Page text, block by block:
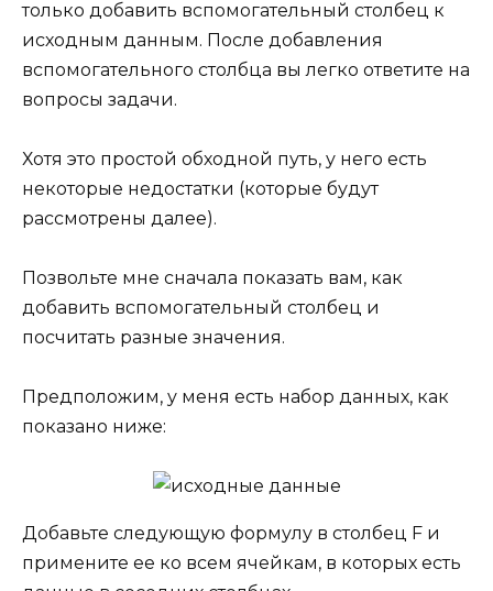
только добавить вспомогательный столбец к
исходным данным. После добавления
вспомогательного столбца вы легко ответите на
вопросы задачи.
Хотя это простой обходной путь, у него есть
некоторые недостатки (которые будут
рассмотрены далее).
Позвольте мне сначала показать вам, как
добавить вспомогательный столбец и
посчитать разные значения.
Предположим, у меня есть набор данных, как
показано ниже:
Добавьте следующую формулу в столбец F и
примените ее ко всем ячейкам, в которых есть